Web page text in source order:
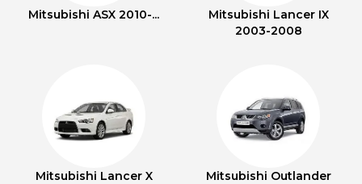
Mitsubishi ASX 2010-...
Mitsubishi Lancer IX
2003-2008
Mitsubishi Lancer X
Mitsubishi Outlander